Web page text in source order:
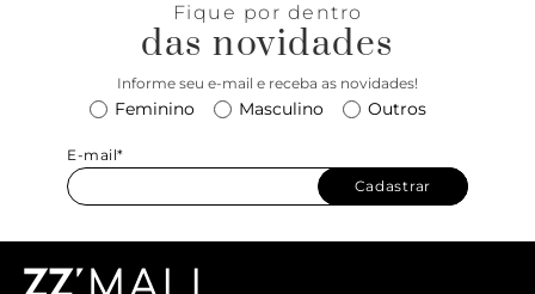
jogue sem erro nesse clássico com informação de moda e
Fique por dentro
das novidades
Informe seu e-mail e receba as novidades!
Feminino Masculino Outros
E-mail*
Cadastrar